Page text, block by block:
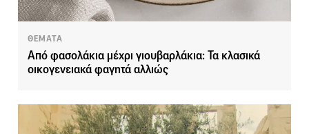
ΘΕΜΑΤΑ
Από φασολάκια μέχρι γιουβαρλάκια: Τα κλασικά
οικογενειακά φαγητά αλλιώς